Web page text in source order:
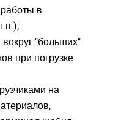
в
"больших"
при погрузке
на